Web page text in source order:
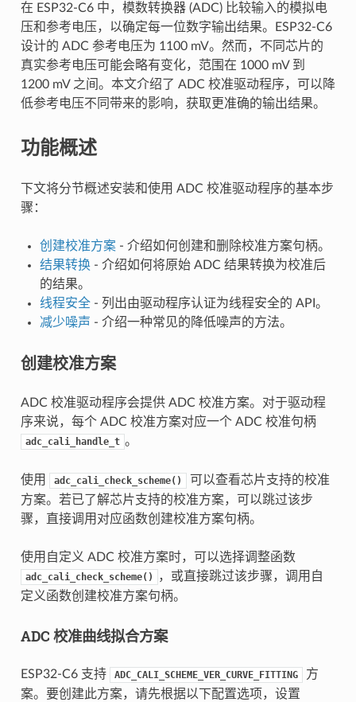
在 ESP32-C6 中，模数转换器 (ADC) 比较输入的模拟电
压和参考电压，以确定每一位数字输出结果。ESP32-C6
设计的 ADC 参考电压为 1100 mV。然而，不同芯片的
真实参考电压可能会略有变化，范围在 1000 mV 到
1200 mV 之间。本文介绍了 ADC 校准驱动程序，可以降
低参考电压不同带来的影响，获取更准确的输出结果。
功能概述
下文将分节概述安装和使用 ADC 校准驱动程序的基本步
骤：
创建校准方案- 介绍如何创建和删除校准方案句柄。
结果转换- 介绍如何将原始 ADC 结果转换为校准后
的结果。
线程安全- 列出由驱动程序认证为线程安全的 API。
减少噪声 - 介绍一种常见的降低噪声的方法。
创建校准方案
ADC 校准驱动程序会提供 ADC 校准方案。对于驱动程
序来说，每个 ADC 校准方案对应一个 ADC 校准句柄
adc_cali_handle_t 。
使用 adc_cali_check_scheme()
可以查看芯片支持的校准
方案。若已了解芯片支持的校准方案，可以跳过该步
骤，直接调用对应函数创建校准方案句柄。
使用自定义 ADC 校准方案时，可以选择调整函数
adc_cali_check_scheme()
，或直接跳过该步骤，调用自
定义函数创建校准方案句柄。
ADC 校准曲线拟合方案
ESP32-C6 支持 ADC_CALI_SCHEME_VER_CURVE_FITTING
方
案。要创建此方案，请先根据以下配置选项，设置